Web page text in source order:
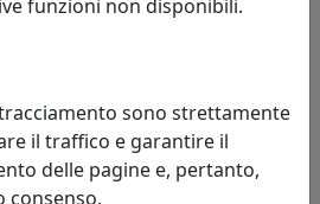
funzioni non disponibili.
sono strettamente
il traffico e garantire il
delle pagine e, pertanto,
consenso.